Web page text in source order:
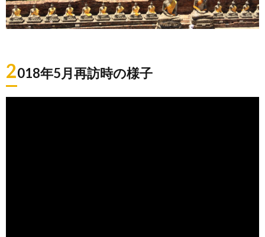
2018年5月再訪時の様子